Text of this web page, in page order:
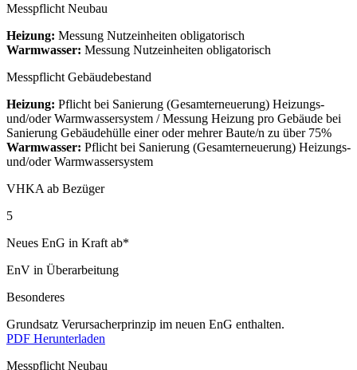
Messpflicht Neubau
Heizung: Messung Nutzeinheiten obligatorisch
Warmwasser: Messung Nutzeinheiten obligatorisch
Messpflicht Gebäudebestand
Heizung: Pflicht bei Sanierung (Gesamterneuerung) Heizungs-
und/oder Warmwassersystem / Messung Heizung pro Gebäude bei
Sanierung Gebäudehülle einer oder mehrer Baute/n zu über 75%
Warmwasser: Pflicht bei Sanierung (Gesamterneuerung) Heizungs-
und/oder Warmwassersystem
VHKA ab Bezüger
5
Neues EnG in Kraft ab*
EnV in Überarbeitung
Besonderes
Grundsatz Verursacherprinzip im neuen EnG enthalten.
PDF Herunterladen
Messpflicht Neubau